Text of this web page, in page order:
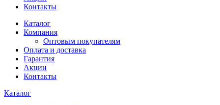
Контакты
Каталог
Компания
Оптовым покупателям
Оплата и доставка
Гарантия
Акции
Контакты
Каталог